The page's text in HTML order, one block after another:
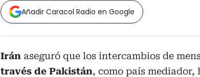
Añadir Caracol Radio en Google
Irán aseguró que los intercambios de
través de Pakistán, como país mediador,